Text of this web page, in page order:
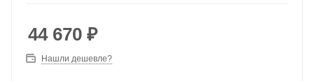
44 670 ₽
Нашли дешевле?